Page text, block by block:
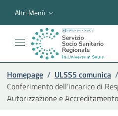
Altri Menù
Homepage / ULSS5 comunica /
Conferimento dell’incarico di
Autorizzazione e